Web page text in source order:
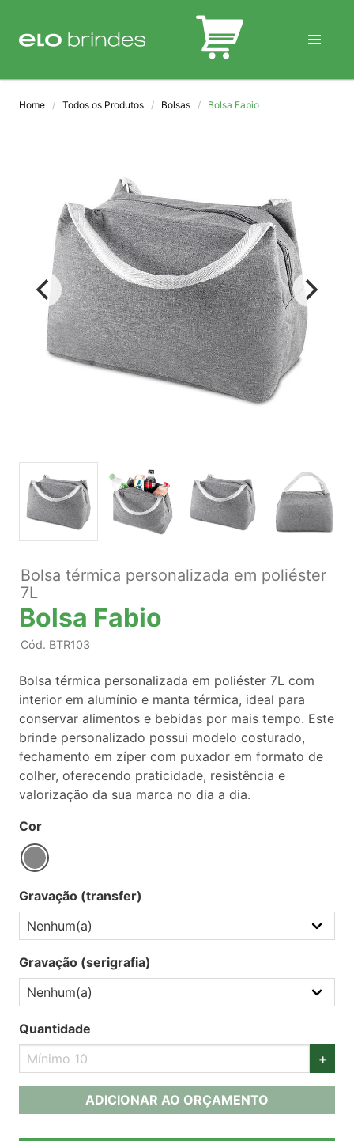
BLOG
Home Todos os Produtos Bolsas Bolsa Fabio
Bolsa térmica personalizada em poliéster
7L
Bolsa Fabio
Cód. BTR103
Bolsa térmica personalizada em poliéster 7L com
interior em alumínio e manta térmica, ideal para
conservar alimentos e bebidas por mais tempo. Este
brinde personalizado possui modelo costurado,
fechamento em zíper com puxador em formato de
colher, oferecendo praticidade, resistência e
valorização da sua marca no dia a dia.
Cor
Gravação (transfer)
Gravação (serigrafia)
Quantidade
+
ADICIONAR AO ORÇAMENTO